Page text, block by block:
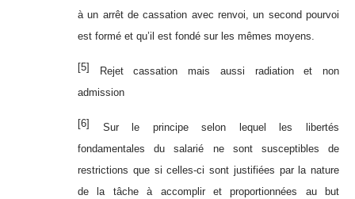
à un arrêt de cassation avec renvoi, un second pourvoi
est formé et qu’il est fondé sur les mêmes moyens.
[5] Rejet cassation mais aussi radiation et non
admission
[6]
Sur le principe selon lequel les libertés
fondamentales du salarié ne sont susceptibles de
restrictions que si celles-ci sont justifiées par la nature
de la tâche à accomplir et proportionnées au but